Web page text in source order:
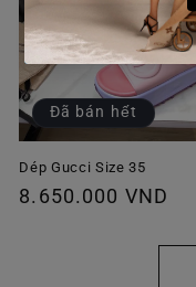
Đã bán hết
Dép Gucci Size 35
Giá
8.650.000 VND